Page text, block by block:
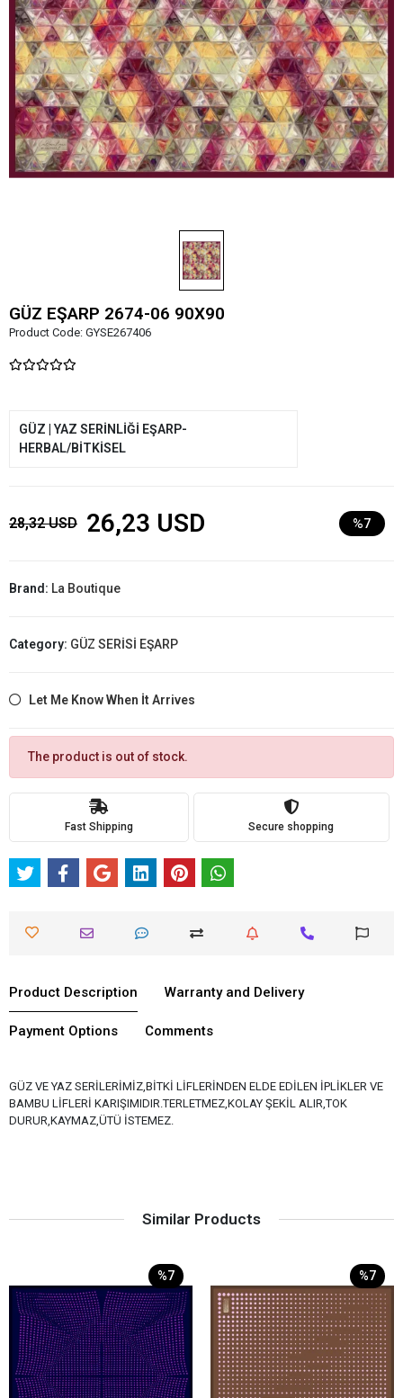
GÜZ EŞARP 2674-06 90X90
Product Code: GYSE267406
GÜZ | YAZ SERİNLİĞİ EŞARP-
HERBAL/BİTKİSEL
28,32 USD 26,23 USD %7
Brand: La Boutique
Category: GÜZ SERİSİ EŞARP
Let Me Know When İt Arrives
The product is out of stock.
Fast Shipping Secure shopping
Product Description Warranty and Delivery
Payment Options Comments
GÜZ VE YAZ SERİLERİMİZ,BİTKİ LİFLERİNDEN ELDE EDİLEN İPLİKLER VE
BAMBU LİFLERİ KARIŞIMIDIR.TERLETMEZ,KOLAY ŞEKİL ALIR,TOK
DURUR,KAYMAZ,ÜTÜ İSTEMEZ.
Similar Products
%7 %7